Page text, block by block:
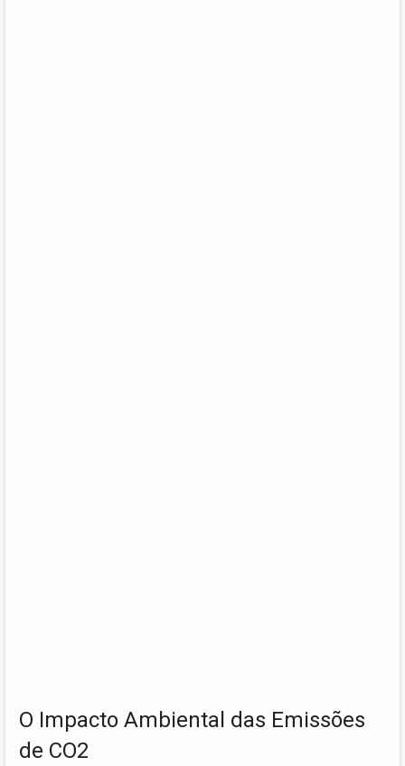
O Impacto Ambiental das Emissões
de CO2